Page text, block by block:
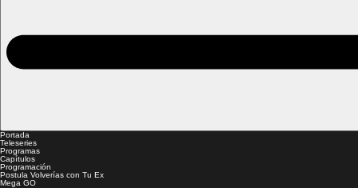
Portada
Teleseries
Programas
Capítulos
Programación
Postula Volverías con Tu Ex
Mega GO